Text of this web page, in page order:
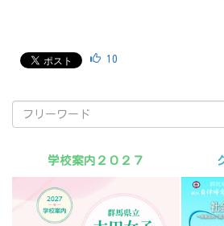
10
学校案内２０２７